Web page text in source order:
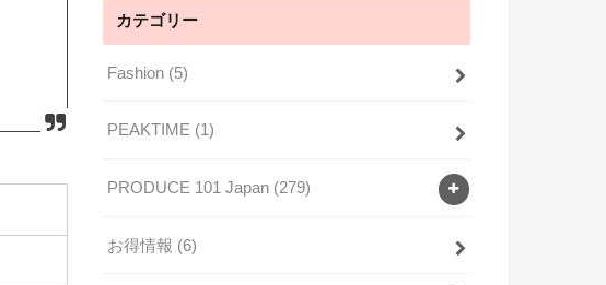
カテゴリー
Fashion (5)
PEAKTIME (1)
PRODUCE 101 Japan (279)
お得情報 (6)